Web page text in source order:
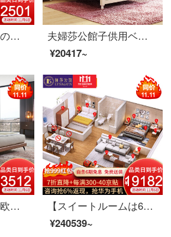
夫婦のベッド北欧のベッドの実木のベッドのダブルベッドの1.8メートルの簡単な寝室の布芸のベッドの結婚式の家具のベッドの1800*2000
夫婦莎公館子供用ベッド洋式英倫ベッド男女シングルベッド青少年学生用ベッド家具8301スペアリブベッド+マットレス1つ1500*2000
¥20417~
ビザ公館ベッド北欧軽奢本革ダブルベッド1.8 m現代簡単ベッドルームの木製品家具ベッド+ベッドヘッドセット*2 1800*2000
【スイートルームは6割引が受けられます】夫婦莎公館北欧寝室客間レストラン全室家具セットA【80-150平方メートル】適用コース5（メイン寝台10点セット+リビング5点セット）胡桃色
¥240539~